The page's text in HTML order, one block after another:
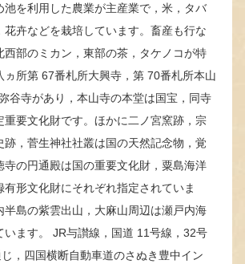
池を利用した農業が主産業で，米，タバ
花卉などを栽培しています。畜産も行な
西部のミカン，東部の茶，タケノコが特
ヵ所第 67番札所大興寺，第 70番札所本山
谷寺があり，本山寺の本堂は国宝，同寺
重要文化財です。ほかに二ノ宮窯跡，宗
跡，菅生神社社叢は国の天然記念物，覚
寺の円通殿は国の重要文化財，粟島海洋
有形文化財にそれぞれ指定されていま
半島の紫雲出山，大麻山周辺は瀬戸内海
います。 JR与讃線，国道 11号線，32号
，四国横断自動車道のさぬき豊中イン